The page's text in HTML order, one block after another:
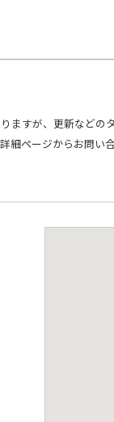
ますが、更新などの
ページからお問い